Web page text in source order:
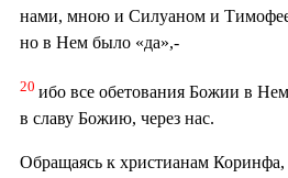
нами, мною и Силуаном и
но в Нем было «да»,-
20 ибо все обетования Божии в
в славу Божию, через нас.
Обращаясь к христианам Коринфа,